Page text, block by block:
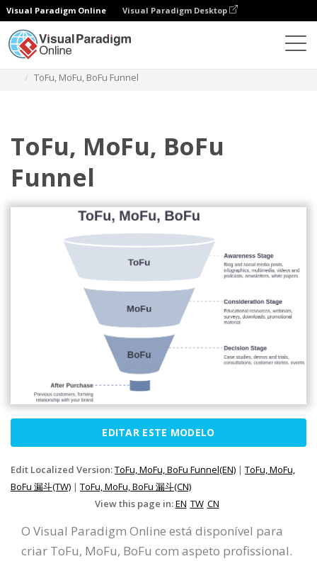
Visual Paradigm Online Visual Paradigm Desktop
ToFu, MoFu, BoFu Funnel
ToFu, MoFu, BoFu
Funnel
EDITAR ESTE MODELO
Edit Localized Version:ToFu, MoFu, BoFu Funnel(EN) | ToFu, MoFu,
BoFu 漏斗(TW) | ToFu, MoFu, BoFu 漏斗(CN)
View this page in:EN TW CN
O Visual Paradigm Online está disponível para
criar ToFu, MoFu, BoFu com aspeto profissional.